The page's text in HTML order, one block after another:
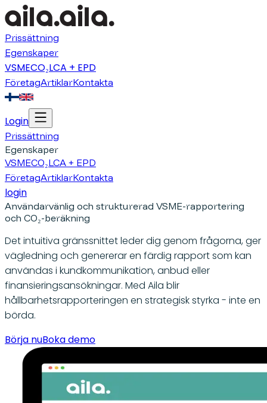
Prissättning
Egenskaper
VSMECO₂LCA + EPD
FöretagArtiklarKontakta
Login
Prissättning
Egenskaper
VSMECO₂LCA + EPD
FöretagArtiklarKontakta
login
Användarvänlig och strukturerad VSME-rapportering
och CO₂-beräkning
Det intuitiva gränssnittet leder dig genom frågorna, ger
vägledning och genererar en färdig rapport som kan
användas i kundkommunikation, anbud eller
finansieringsansökningar. Med Aila blir
hållbarhetsrapporteringen en strategisk styrka - inte en
börda.
Börja nuBoka demo